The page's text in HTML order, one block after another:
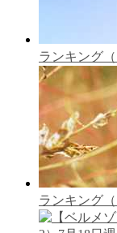
ランキング
ランキング